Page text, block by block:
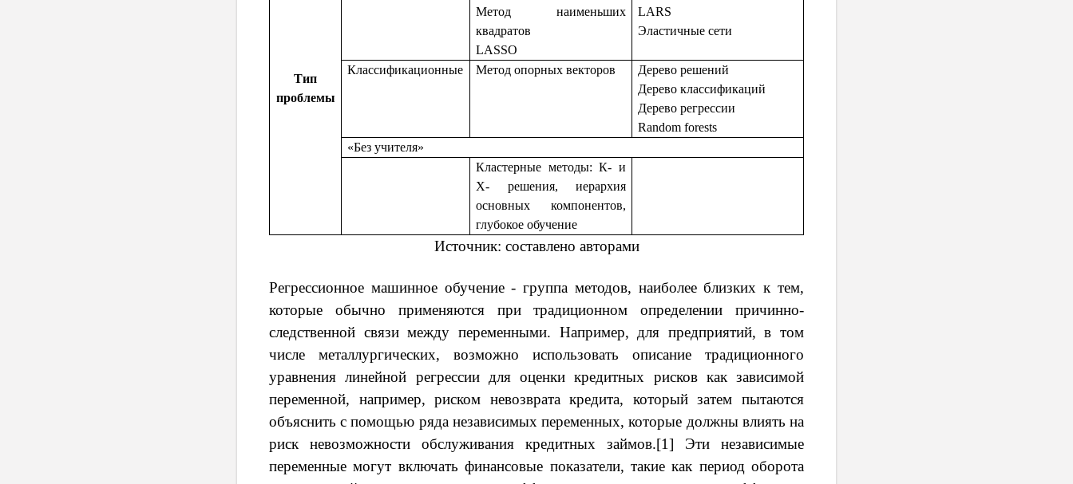
Тип
проблемы
Метод наименьших
квадратов
LASSO
LARS
Эластичные сети
Классификационные Метод опорных векторов
Дерево решений
Дерево классификаций
Дерево регрессии
Random forests
«Без учителя»
Кластерные методы: К- и
Х- решения, иерархия
основных компонентов,
глубокое обучение
Источник: составлено авторами
Регрессионное машинное обучение - группа методов, наиболее близких к тем,
которые обычно применяются при традиционном определении причинно-
следственной связи между переменными. Например, для предприятий, в том
числе металлургических, возможно использовать описание традиционного
уравнения линейной регрессии для оценки кредитных рисков как зависимой
переменной, например, риском невозврата кредита, который затем пытаются
объяснить с помощью ряда независимых переменных, которые должны влиять на
риск невозможности обслуживания кредитных займов.[1] Эти независимые
переменные могут включать финансовые показатели, такие как период оборота